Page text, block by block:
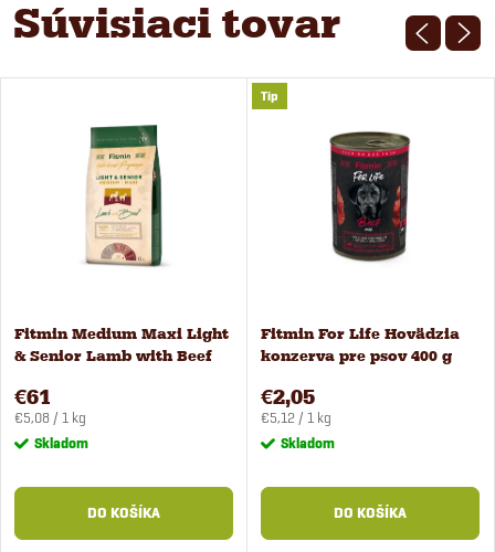
Súvisiaci tovar
Fitmin Medium Maxi Light
& Senior Lamb with Beef
€61
Jednotková
cena:
€5,08 / 1 kg
Skladom
DO KOŠÍKA
Tip
Fitmin For Life Hovädzia
konzerva pre psov 400 g
€2,05
Jednotková
cena:
€5,12 / 1 kg
Skladom
DO KOŠÍKA